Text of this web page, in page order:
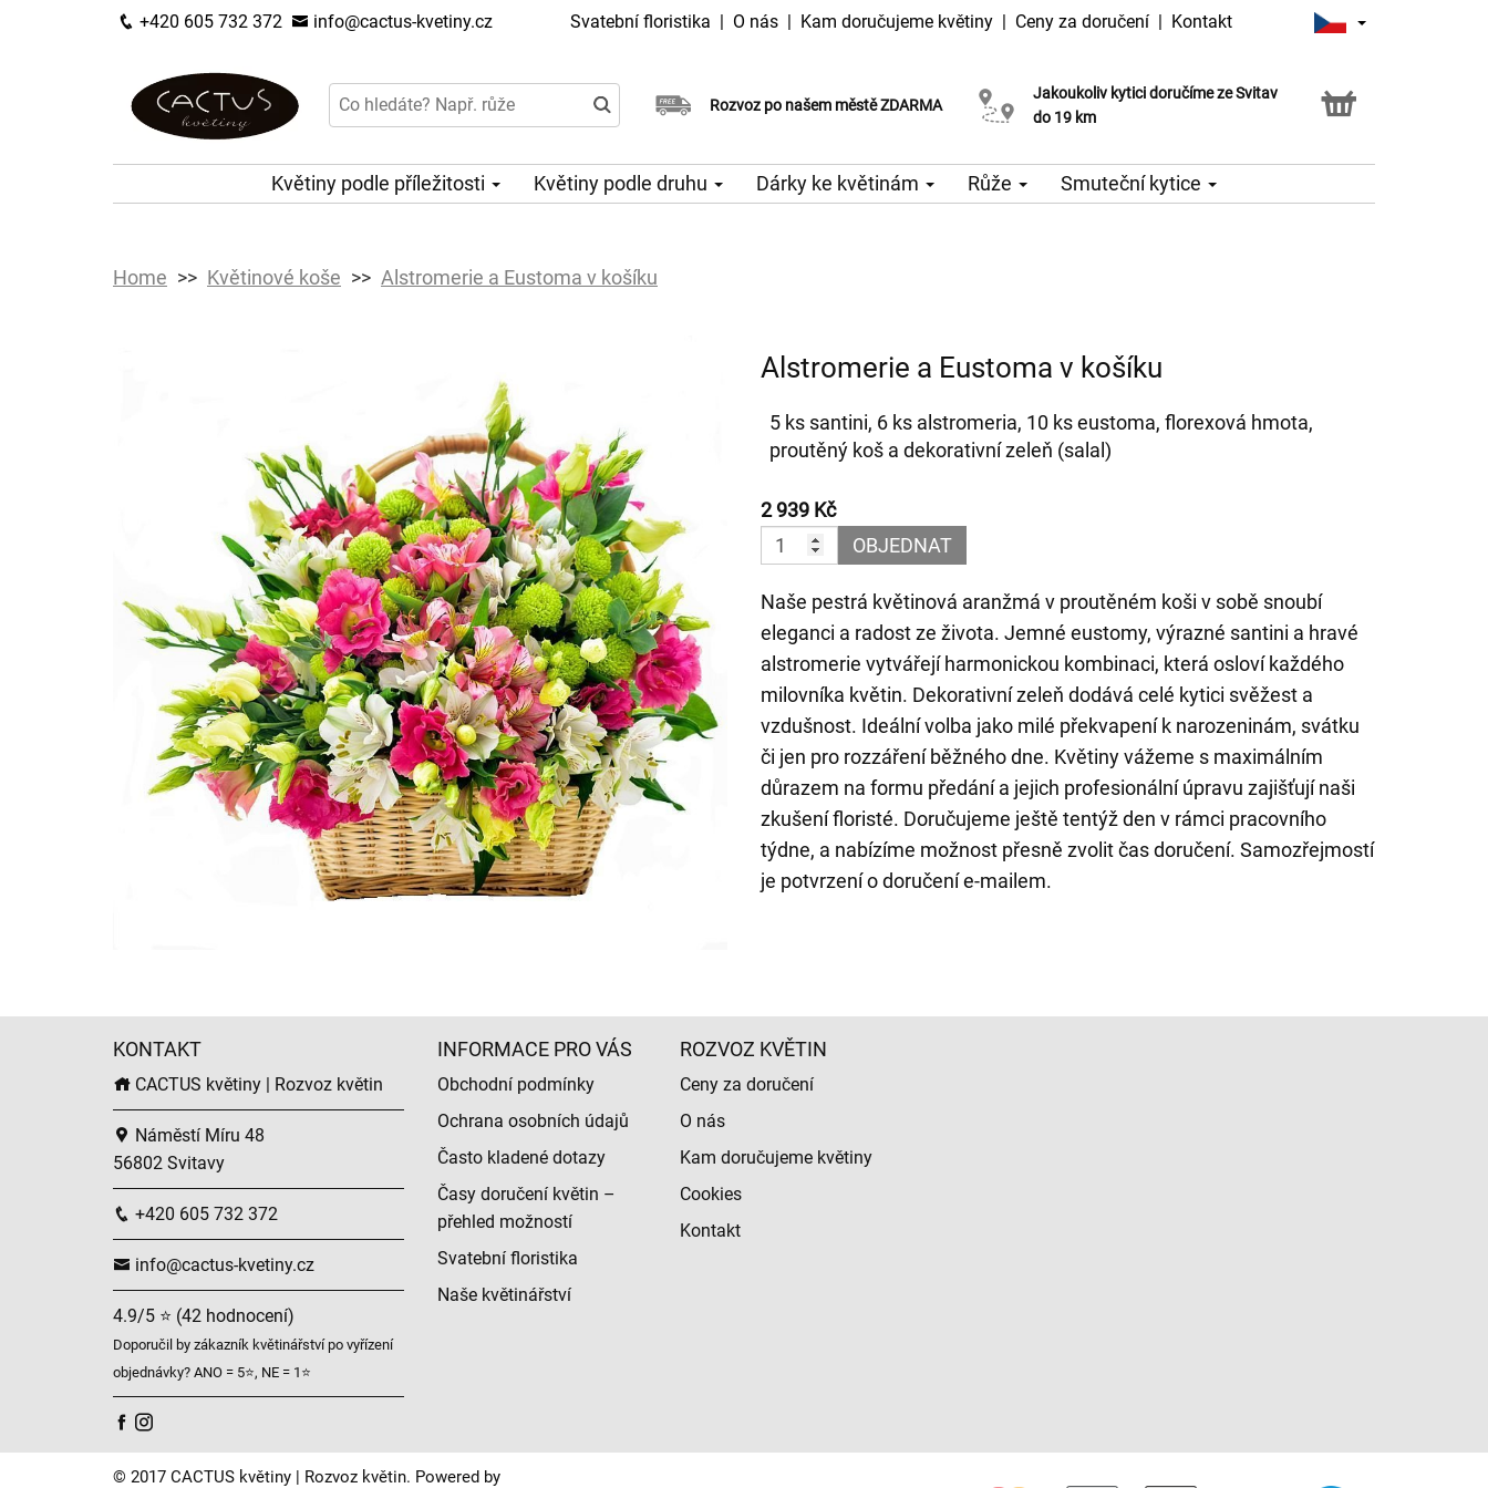
+420 605 732 372 info@cactus-kvetiny.cz Svatební floristika | O nás | Kam doručujeme květiny | Ceny za doručení | Kontakt
Rozvoz po našem městě ZDARMA
Doručujeme již v den objednávky
Možný výběr času a dne doručení
Jakoukoliv kytici doručíme ze Svitav
do 19 km
Možnost vyzvednout v naší květince
Květiny podle příležitosti Květiny podle druhu Dárky ke květinám Růže Smuteční kytice
Home Květinové koše Alstromerie a Eustoma v košíku
Alstromerie a Eustoma v košíku
5 ks santini, 6 ks alstromeria, 10 ks eustoma, florexová hmota,
proutěný koš a dekorativní zeleň (salal)
2 939 Kč
OBJEDNAT
Naše pestrá květinová aranžmá v proutěném koši v sobě snoubí
eleganci a radost ze života. Jemné eustomy, výrazné santini a hravé
alstromerie vytvářejí harmonickou kombinaci, která osloví každého
milovníka květin. Dekorativní zeleň dodává celé kytici svěžest a
vzdušnost. Ideální volba jako milé překvapení k narozeninám, svátku
či jen pro rozzáření běžného dne. Květiny vážeme s maximálním
důrazem na formu předání a jejich profesionální úpravu zajišťují naši
zkušení floristé. Doručujeme ještě tentýž den v rámci pracovního
týdne, a nabízíme možnost přesně zvolit čas doručení. Samozřejmostí
je potvrzení o doručení e-mailem.
KONTAKT
CACTUS květiny | Rozvoz květin
Náměstí Míru 48
56802 Svitavy
+420 605 732 372
info@cactus-kvetiny.cz
4.9/5 ⭐ (42 hodnocení)
Doporučil by zákazník květinářství po vyřízení
objednávky? ANO = 5⭐, NE = 1⭐
INFORMACE PRO VÁS
Obchodní podmínky
Ochrana osobních údajů
Často kladené dotazy
Časy doručení květin –
přehled možností
Svatební floristika
Naše květinářství
ROZVOZ KVĚTIN
Ceny za doručení
O nás
Kam doručujeme květiny
Cookies
Kontakt
© 2017 CACTUS květiny | Rozvoz květin. Powered by